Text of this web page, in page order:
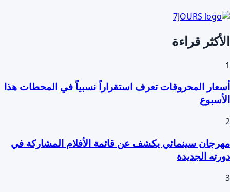
الأكثر قراءة
1
أسعار المحروقات تعرف استقراراً نسبياً في المحطات هذا
الأسبوع
2
مهرجان سينمائي يكشف عن قائمة الأفلام المشاركة في
دورته الجديدة
3